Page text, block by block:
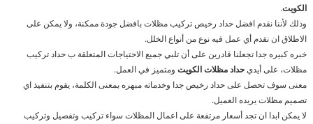
الكويت.
وذلك لأننا نقدم افضل حداد رخيص تركيب مظلات بافضل جودة ممكنة، ولا يمكن على
الاطلاق ان نقدم أي عمل فيه نوع من أنواع الخلل.
خبره كبيره جدا تجعلنا قادرين على أن تلبي جميع الاحتياجات المتعلقة ب حداد تركيب
مظلات، على أيديحداد مظلات الكويت ومتميز في العمل.
معنى سوف تحصل على حداد رخيص جدا وخدماته مبهره بمعنى الكلمة، يقوم بتنفيذ اي
تصميم مظلات يريده العميل.
لا يمكن ابدا ان تجد أسعار مرتفعة على اعمال المظلات سواء تركيب وتفصيل وتركيب